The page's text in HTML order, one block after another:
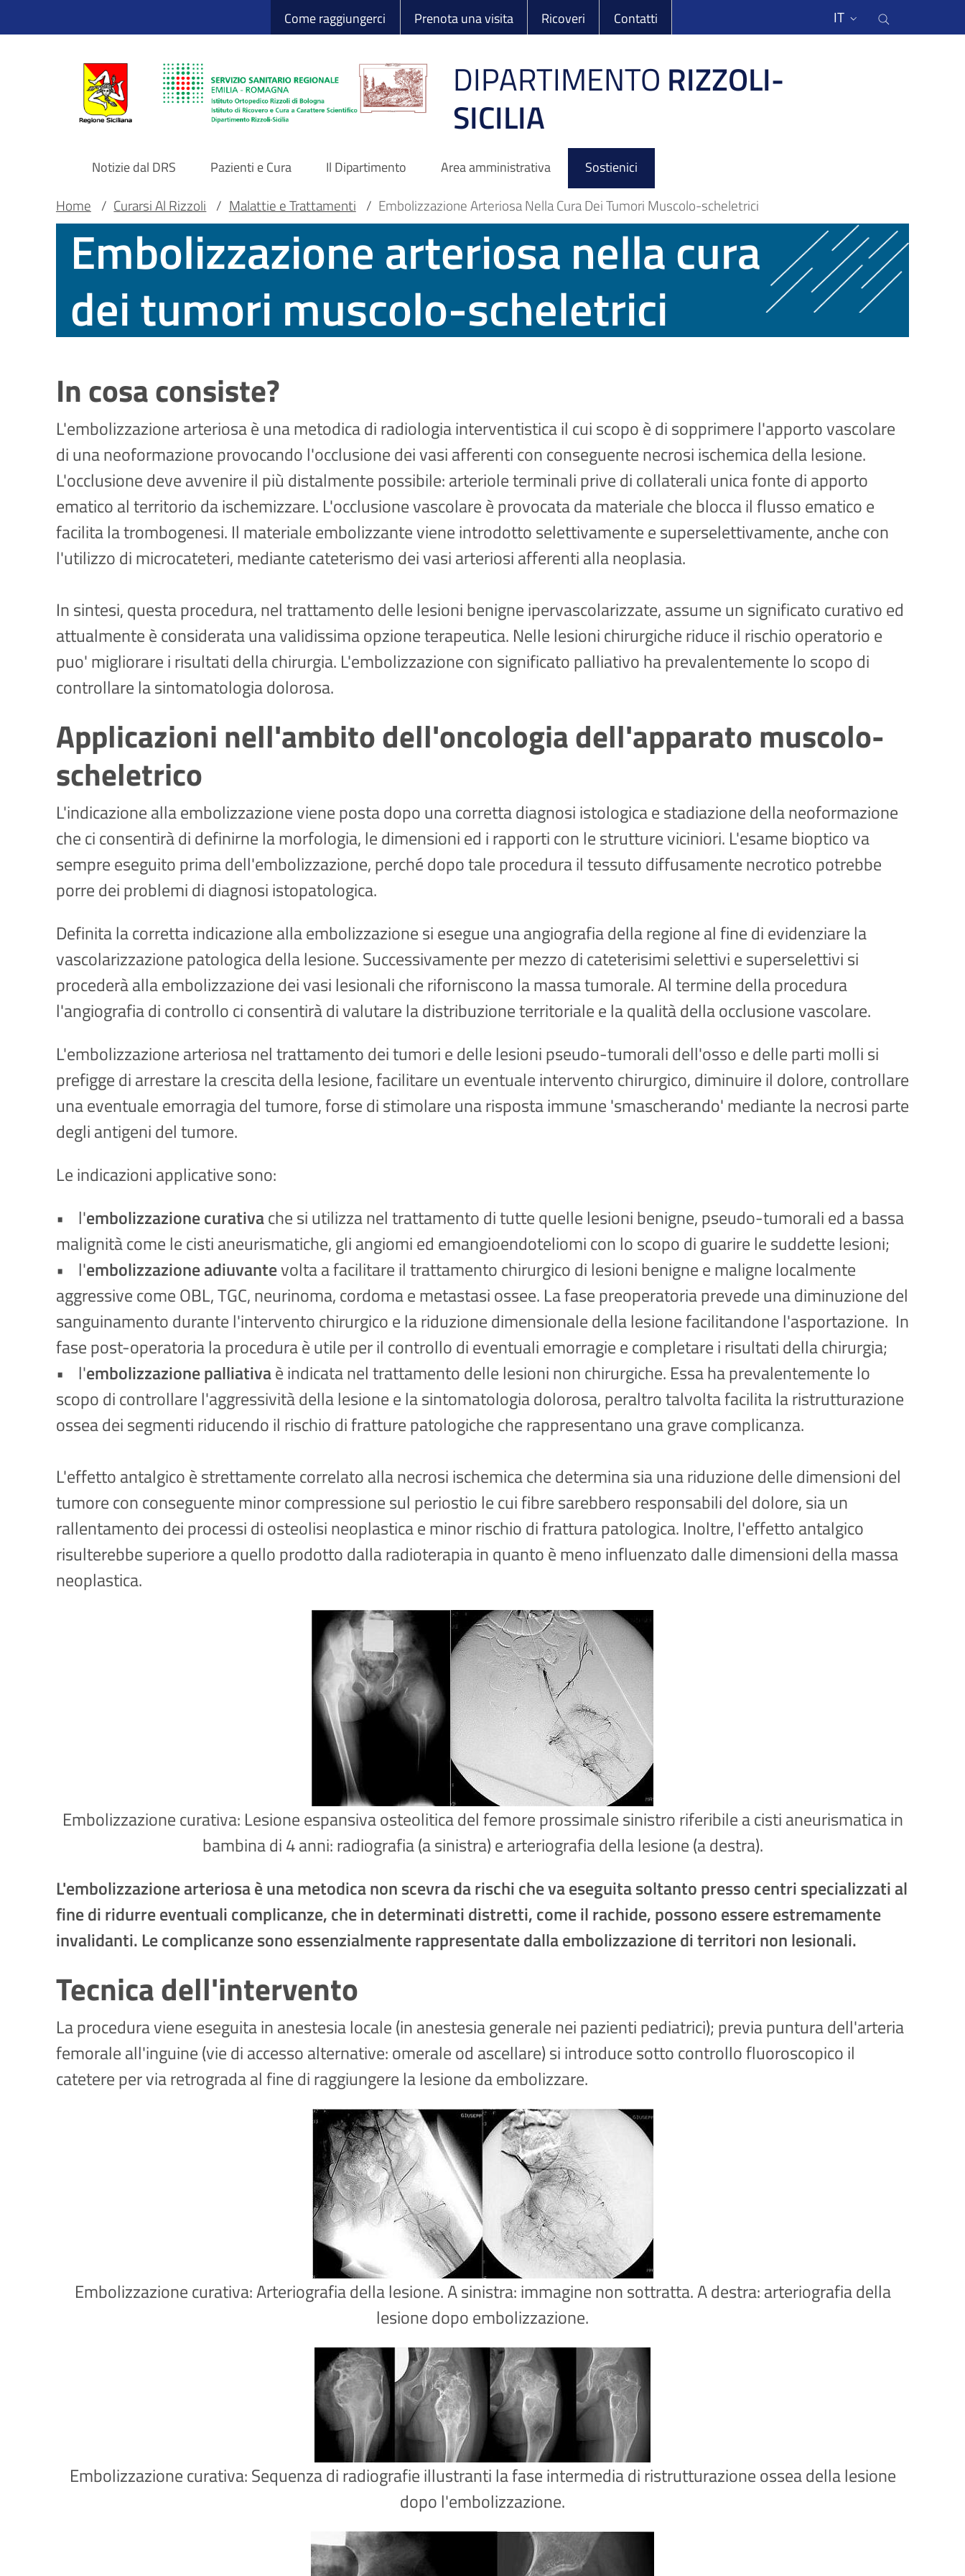
al
Sito Web Istituto Ortopedico Rizzoli
Come raggiungerci Prenota una visita Ricoveri Contatti IT
DIPARTIMENTO RIZZOLI-
SICILIA
Navigazione
principale
DRS
Notizie dal DRS Pazienti e Cura Il Dipartimento Area amministrativa Sostienici
Main container
Briciole
pane
Home / Curarsi Al Rizzoli / Malattie e Trattamenti / Embolizzazione Arteriosa Nella Cura Dei Tumori Muscolo-scheletrici
Embolizzazione arteriosa nella cura
dei tumori muscolo-scheletrici
In cosa consiste?
L'embolizzazione arteriosa è una metodica di radiologia interventistica il cui scopo è di sopprimere l'apporto vascolare
di una neoformazione provocando l'occlusione dei vasi afferenti con conseguente necrosi ischemica della lesione.
L'occlusione deve avvenire il più distalmente possibile: arteriole terminali prive di collaterali unica fonte di apporto
ematico al territorio da ischemizzare. L'occlusione vascolare è provocata da materiale che blocca il flusso ematico e
facilita la trombogenesi. Il materiale embolizzante viene introdotto selettivamente e superselettivamente, anche con
l'utilizzo di microcateteri, mediante cateterismo dei vasi arteriosi afferenti alla neoplasia.
In sintesi, questa procedura, nel trattamento delle lesioni benigne ipervascolarizzate, assume un significato curativo ed
attualmente è considerata una validissima opzione terapeutica. Nelle lesioni chirurgiche riduce il rischio operatorio e
puo' migliorare i risultati della chirurgia. L'embolizzazione con significato palliativo ha prevalentemente lo scopo di
controllare la sintomatologia dolorosa.
Applicazioni nell'ambito dell'oncologia dell'apparato muscolo-
scheletrico
L'indicazione alla embolizzazione viene posta dopo una corretta diagnosi istologica e stadiazione della neoformazione
che ci consentirà di definirne la morfologia, le dimensioni ed i rapporti con le strutture viciniori. L'esame bioptico va
sempre eseguito prima dell'embolizzazione, perché dopo tale procedura il tessuto diffusamente necrotico potrebbe
porre dei problemi di diagnosi istopatologica.
Definita la corretta indicazione alla embolizzazione si esegue una angiografia della regione al fine di evidenziare la
vascolarizzazione patologica della lesione. Successivamente per mezzo di cateterisimi selettivi e superselettivi si
procederà alla embolizzazione dei vasi lesionali che riforniscono la massa tumorale. Al termine della procedura
l'angiografia di controllo ci consentirà di valutare la distribuzione territoriale e la qualità della occlusione vascolare.
L'embolizzazione arteriosa nel trattamento dei tumori e delle lesioni pseudo-tumorali dell'osso e delle parti molli si
prefigge di arrestare la crescita della lesione, facilitare un eventuale intervento chirurgico, diminuire il dolore, controllare
una eventuale emorragia del tumore, forse di stimolare una risposta immune 'smascherando' mediante la necrosi parte
degli antigeni del tumore.
Le indicazioni applicative sono:
• l'embolizzazione curativache si utilizza nel trattamento di tutte quelle lesioni benigne, pseudo-tumorali ed a bassa
malignità come le cisti aneurismatiche, gli angiomi ed emangioendoteliomi con lo scopo di guarire le suddette lesioni;
• l'embolizzazione adiuvantevolta a facilitare il trattamento chirurgico di lesioni benigne e maligne localmente
aggressive come OBL, TGC, neurinoma, cordoma e metastasi ossee. La fase preoperatoria prevede una diminuzione del
sanguinamento durante l'intervento chirurgico e la riduzione dimensionale della lesione facilitandone l'asportazione. In
fase post-operatoria la procedura è utile per il controllo di eventuali emorragie e completare i risultati della chirurgia;
• l'embolizzazione palliativaè indicata nel trattamento delle lesioni non chirurgiche. Essa ha prevalentemente lo
scopo di controllare l'aggressività della lesione e la sintomatologia dolorosa, peraltro talvolta facilita la ristrutturazione
ossea dei segmenti riducendo il rischio di fratture patologiche che rappresentano una grave complicanza.
L'effetto antalgico è strettamente correlato alla necrosi ischemica che determina sia una riduzione delle dimensioni del
tumore con conseguente minor compressione sul periostio le cui fibre sarebbero responsabili del dolore, sia un
rallentamento dei processi di osteolisi neoplastica e minor rischio di frattura patologica. Inoltre, l'effetto antalgico
risulterebbe superiore a quello prodotto dalla radioterapia in quanto è meno influenzato dalle dimensioni della massa
neoplastica.
Embolizzazione curativa: Lesione espansiva osteolitica del femore prossimale sinistro riferibile a cisti aneurismatica in
bambina di 4 anni: radiografia (a sinistra) e arteriografia della lesione (a destra).
L'embolizzazione arteriosa è una metodica non scevra da rischi che va eseguita soltanto presso centri specializzati al
fine di ridurre eventuali complicanze, che in determinati distretti, come il rachide, possono essere estremamente
invalidanti. Le complicanze sono essenzialmente rappresentate dalla embolizzazione di territori non lesionali.
Tecnica dell'intervento
La procedura viene eseguita in anestesia locale (in anestesia generale nei pazienti pediatrici); previa puntura dell'arteria
femorale all'inguine (vie di accesso alternative: omerale od ascellare) si introduce sotto controllo fluoroscopico il
catetere per via retrograda al fine di raggiungere la lesione da embolizzare.
Embolizzazione curativa: Arteriografia della lesione. A sinistra: immagine non sottratta. A destra: arteriografia della
lesione dopo embolizzazione.
Embolizzazione curativa: Sequenza di radiografie illustranti la fase intermedia di ristrutturazione ossea della lesione
dopo l'embolizzazione.